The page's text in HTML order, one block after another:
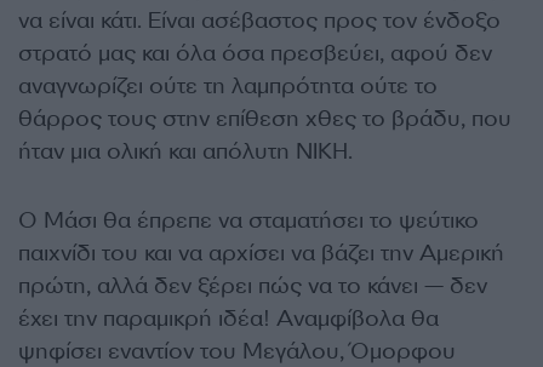
να είναι κάτι. Είναι ασέβαστος προς τον ένδοξο
στρατό μας και όλα όσα πρεσβεύει, αφού δεν
αναγνωρίζει ούτε τη λαμπρότητα ούτε το
θάρρος τους στην επίθεση χθες το βράδυ, που
ήταν μια ολική και απόλυτη ΝΙΚΗ.
Ο Μάσι θα έπρεπε να σταματήσει το ψεύτικο
παιχνίδι του και να αρχίσει να βάζει την Αμερική
πρώτη, αλλά δεν ξέρει πώς να το κάνει — δεν
έχει την παραμικρή ιδέα! Αναμφίβολα θα
ψηφίσει εναντίον του Μεγάλου, Όμορφου